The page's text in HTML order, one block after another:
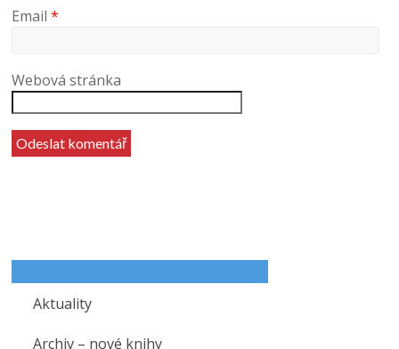
Email*
Webová stránka
Aktuality
Archiv – nové knihy